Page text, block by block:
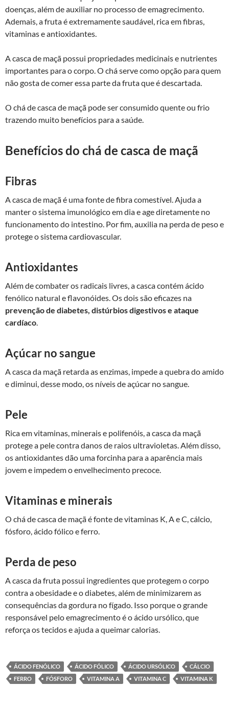
doenças, além de auxiliar no processo de emagrecimento.
Ademais, a fruta é extremamente saudável, rica em fibras,
vitaminas e antioxidantes.
A casca de maçã possui propriedades medicinais e nutrientes
importantes para o corpo. O chá serve como opção para quem
não gosta de comer essa parte da fruta que é descartada.
O chá de casca de maçã pode ser consumido quente ou frio
trazendo muito benefícios para a saúde.
Benefícios do chá de casca de maçã
Fibras
A casca de maçã é uma fonte de fibra comestível. Ajuda a
manter o sistema imunológico em dia e age diretamente no
funcionamento do intestino. Por fim, auxilia na perda de peso e
protege o sistema cardiovascular.
Antioxidantes
Além de combater os radicais livres, a casca contém ácido
fenólico natural e flavonóides. Os dois são eficazes na
prevenção de diabetes, distúrbios digestivos e ataque
cardíaco.
Açúcar no sangue
A casca da maçã retarda as enzimas, impede a quebra do amido
e diminui, desse modo, os níveis de açúcar no sangue.
Pele
Rica em vitaminas, minerais e polifenóis, a casca da maçã
protege a pele contra danos de raios ultravioletas. Além disso,
os antioxidantes dão uma forcinha para a aparência mais
jovem e impedem o envelhecimento precoce.
Vitaminas e minerais
O chá de casca de maçã é fonte de vitaminas K, A e C, cálcio,
fósforo, ácido fólico e ferro.
Perda de peso
A casca da fruta possui ingredientes que protegem o corpo
contra a obesidade e o diabetes, além de minimizarem as
consequências da gordura no fígado. Isso porque o grande
responsável pelo emagrecimento é o ácido ursólico, que
reforça os tecidos e ajuda a queimar calorias.
ÁCIDO FENÓLICO ÁCIDO FÓLICO ÁCIDO URSÓLICO
CÁLCIO
FERRO
FÓSFORO VITAMINA A VITAMINA C VITAMINA K